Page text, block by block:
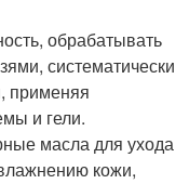
обрабатывать
систематически
применяя
и гели.
масла для ухода
кожи,